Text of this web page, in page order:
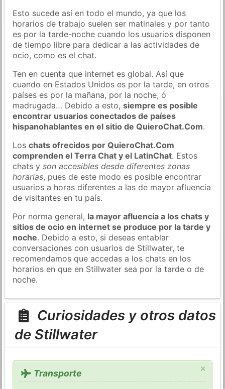
Esto sucede así en todo el mundo, ya que los
horarios de trabajo suelen ser matinales y por tanto
es por la tarde-noche cuando los usuarios disponen
de tiempo libre para dedicar a las actividades de
ocio, como es el chat.
Ten en cuenta que internet es global. Así que
cuando en Estados Unidos es por la tarde, en otros
países es por la mañana, por la noche, ó
madrugada… Debido a esto,siempre es posible
encontrar usuarios conectados de países
hispanohablantes en el sitio de QuieroChat.Com.
Loschats ofrecidos por QuieroChat.Com
comprenden el Terra Chat y el LatinChat. Estos
chats yson accesibles desde diferentes zonas
horarias, pues de este modo es posible encontrar
usuarios a horas diferentes a las de mayor afluencia
de visitantes en tu país.
Por norma general, la mayor afluencia a los chats y
sitios de ocio en internet se produce por la tarde y
noche. Debido a esto, si deseas entablar
conversaciones con usuarios de Stillwater, te
recomendamos que accedas a los chats en los
horarios en que en Stillwater sea por la tarde o de
noche.
Curiosidades y otros datos
de Stillwater
×
Transporte